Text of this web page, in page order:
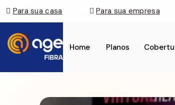
Para sua casa Para sua empresa
Home Planos